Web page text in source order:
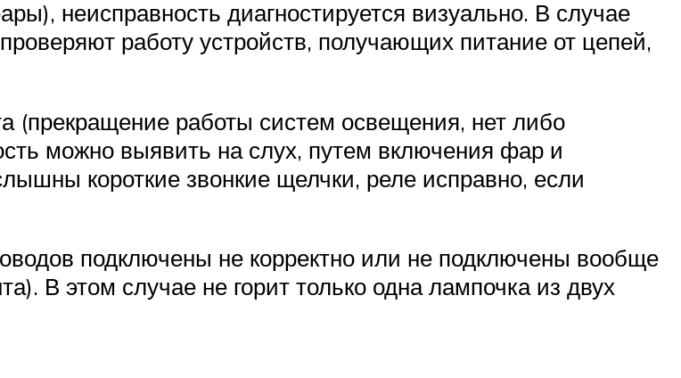
неисправность диагностируется визуально. В случае
работу устройств, получающих питание от цепей,
(прекращение работы систем освещения, нет либо
можно выявить на слух, путем включения фар и
короткие звонкие щелчки, реле исправно, если
подключены не корректно или не подключены вообще
В этом случае не горит только одна лампочка из двух